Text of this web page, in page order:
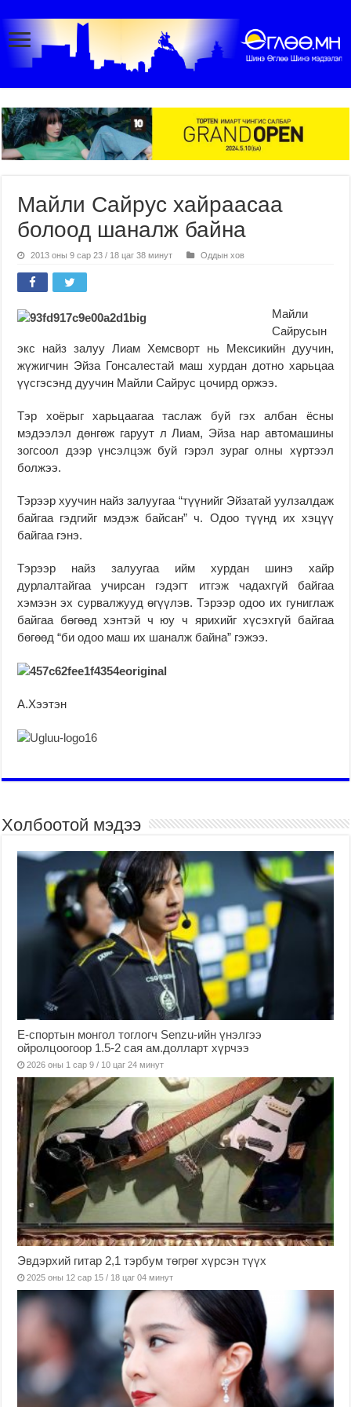
Майли Сайрус хайраасаа
болоод шаналж байна
2013 оны 9 сар 23 / 18 цаг 38 минут Оддын хов
Майли
Сайрусын
экс найз залуу Лиам Хемсворт нь Мексикийн дуучин,
жүжигчин Эйза Гонсалестай маш хурдан дотно харьцаа
үүсгэсэнд дуучин Майли Сайрус цочирд оржээ.
Тэр хоёрыг харьцаагаа таслаж буй гэх албан ёсны
мэдээлэл дөнгөж гаруут л Лиам, Эйза нар автомашины
зогсоол дээр үнсэлцэж буй гэрэл зураг олны хүртээл
болжээ.
Тэрээр хуучин найз залуугаа “түүнийг Эйзатай уулзалдаж
байгаа гэдгийг мэдэж байсан” ч. Одоо түүнд их хэцүү
байгаа гэнэ.
Тэрээр найз залуугаа ийм хурдан шинэ хайр
дурлалтайгаа учирсан гэдэгт итгэж чадахгүй байгаа
хэмээн эх сурвалжууд өгүүлэв. Тэрээр одоо их гуниглаж
байгаа бөгөөд хэнтэй ч юу ч ярихийг хүсэхгүй байгаа
бөгөөд “би одоо маш их шаналж байна” гэжээ.
А.Хээтэн
Холбоотой мэдээ
Е-спортын монгол тоглогч Senzu-ийн үнэлгээ
ойролцоогоор 1.5-2 сая ам.долларт хүрчээ
2026 оны 1 сар 9 / 10 цаг 24 минут
Эвдэрхий гитар 2,1 тэрбум төгрөг хүрсэн түүх
2025 оны 12 сар 15 / 18 цаг 04 минут